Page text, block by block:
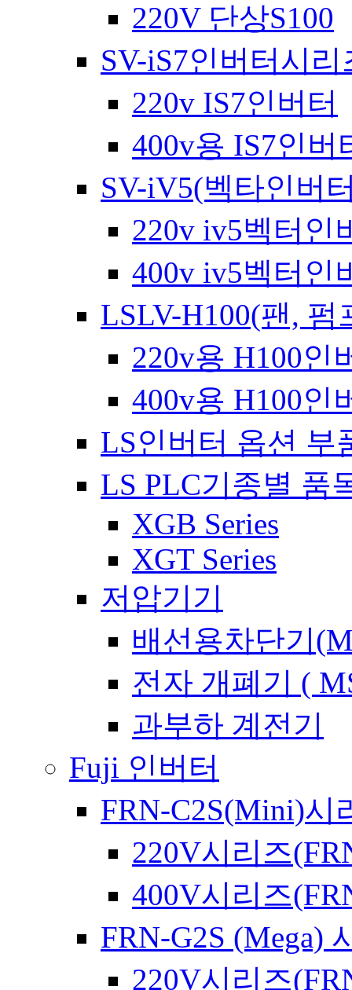
220V 단상S100
SV-iS7인버터시리
220v IS7인버터
400v용 IS7인버
SV-iV5(벡타인버
220v iv5벡터인
400v iv5벡터인
LSLV-H100(팬, 펌
220v용 H100인
400v용 H100인
LS인버터 옵션 부
LS PLC기종별 품
XGB Series
XGT Series
저압기기
배선용차단기
전자 개폐기 (
과부하 계전기
Fuji 인버터
FRN-C2S(Mini)시
220V시리즈
400V시리즈
FRN-G2S (Mega)
220V시리즈